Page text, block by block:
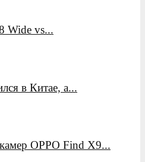
Wide vs...
в Китае, а...
OPPO Find X9...